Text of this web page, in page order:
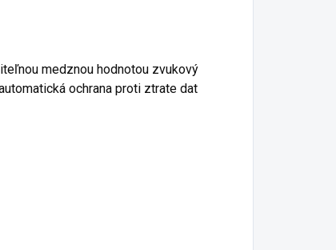
medznou hodnotou zvukový
ochrana proti ztrate dat